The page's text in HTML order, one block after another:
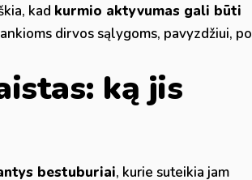
kad kurmio aktyvumas gali būti
dirvos sąlygoms, pavyzdžiui, po
ką jis
bestuburiai, kurie suteikia jam